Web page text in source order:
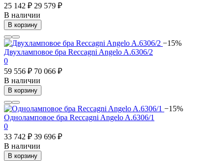
25 142 ₽ 29 579 ₽
В наличии
В корзину
−15%
Двухламповое бра Reccagni Angelo A.6306/2
0
59 556 ₽ 70 066 ₽
В наличии
В корзину
−15%
Одноламповое бра Reccagni Angelo A.6306/1
0
33 742 ₽ 39 696 ₽
В наличии
В корзину